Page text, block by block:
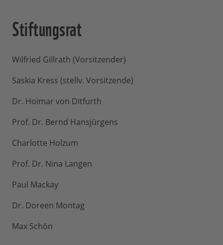
Stiftungsrat
Wilfried Gillrath (Vorsitzender)
Saskia Kress (stellv. Vorsitzende)
Dr. Hoimar von Ditfurth
Prof. Dr. Bernd Hansjürgens
Charlotte Holzum
Prof. Dr. Nina Langen
Paul Mackay
Dr. Doreen Montag
Max Schön